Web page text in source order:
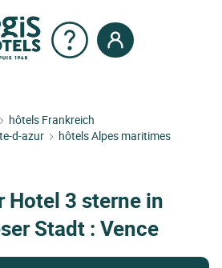
hôtels Frankreich
d-azur
hôtels Alpes maritimes
Hotel 3 sterne in
Stadt : Vence